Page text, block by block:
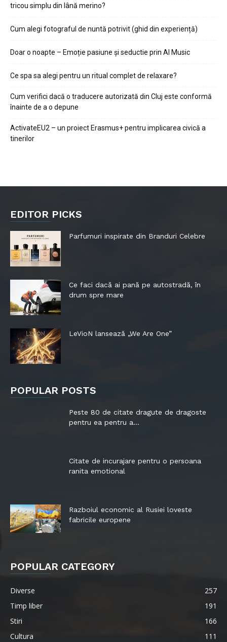
tricou simplu din lână merino?
Cum alegi fotograful de nuntă potrivit (ghid din experiență)
Doar o noapte – Emoție pasiune și seductie prin AI Music
Ce spa sa alegi pentru un ritual complet de relaxare?
Cum verifici dacă o traducere autorizată din Cluj este conformă
înainte de a o depune
ActivateEU2 – un proiect Erasmus+ pentru implicarea civică a
tinerilor
EDITOR PICKS
Parfumuri inspirate din Branduri Celebre
Ce faci dacă ai pană pe autostradă, în
drum spre mare
LeVioN lansează „We Are One”
POPULAR POSTS
Peste 80 de citate dragute de dragoste
pentru ea pentru a...
Citate de incurajare pentru o persoana
ranita emotional
Razboiul economic al Rusiei loveste
fabricile europene
POPULAR CATEGORY
Diverse
257
Timp liber
191
Stiri
166
Cultura
111